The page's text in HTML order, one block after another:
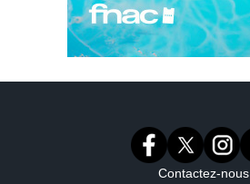
Contactez-nous